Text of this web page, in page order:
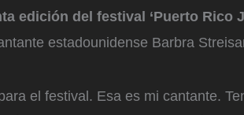
edición del festival ‘Puerto Rico
estadounidense Barbra
el festival. Esa es mi cantante.